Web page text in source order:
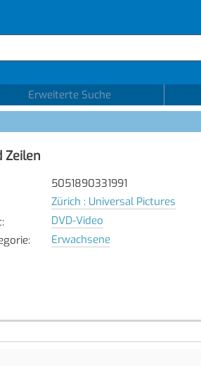
Erweiterte Suche
Zeilen
5051890331991
Zürich : Universal Pictures
:
DVD-Video
: Erwachsene